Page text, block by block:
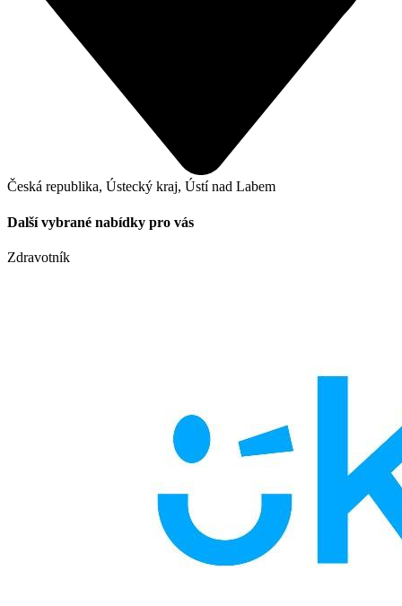
Česká republika, Ústecký kraj, Ústí nad Labem
Další vybrané nabídky pro vás
Zdravotník